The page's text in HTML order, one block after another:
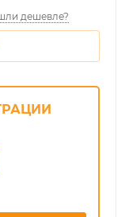
дешевле?